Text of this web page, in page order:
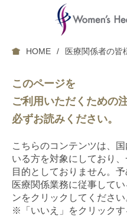
HOME 医療関係者の皆
このページを
ご利用いただくための
必ずお読みください。
こちらのコンテンツは、
いる方を対象にしており、
目的としておりません。予
医療関係業務に従事して
ンをクリックしてください
※「いいえ」をクリックす